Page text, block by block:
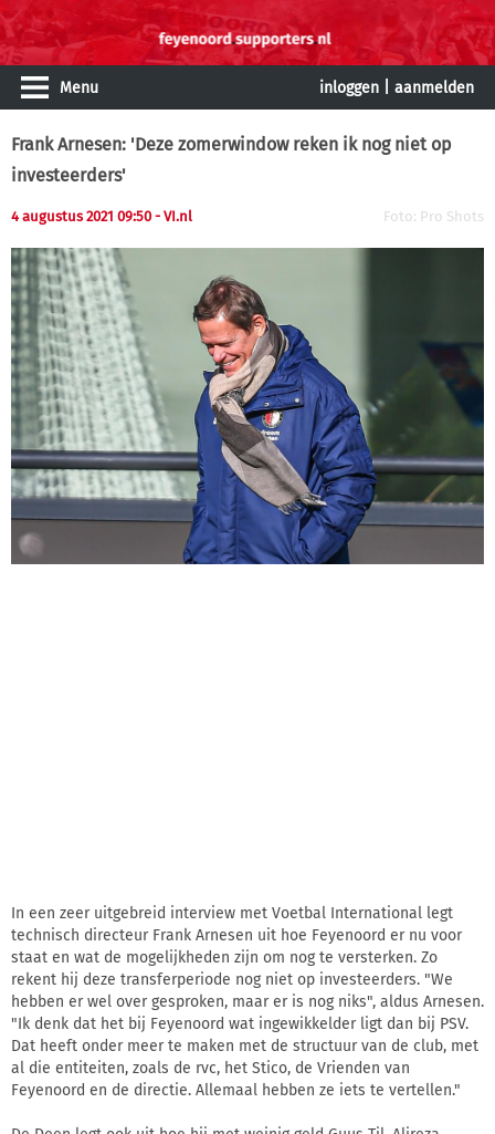
Menu inloggen aanmelden
Frank Arnesen: 'Deze zomerwindow reken ik nog niet op
investeerders'
4 augustus 2021 09:50 - VI.nl Foto: Pro Shots
In een zeer uitgebreid interview met Voetbal International legt
technisch directeur Frank Arnesen uit hoe Feyenoord er nu voor
staat en wat de mogelijkheden zijn om nog te versterken. Zo
rekent hij deze transferperiode nog niet op investeerders. "We
hebben er wel over gesproken, maar er is nog niks", aldus Arnesen.
"Ik denk dat het bij Feyenoord wat ingewikkelder ligt dan bij PSV.
Dat heeft onder meer te maken met de structuur van de club, met
al die entiteiten, zoals de rvc, het Stico, de Vrienden van
Feyenoord en de directie. Allemaal hebben ze iets te vertellen."